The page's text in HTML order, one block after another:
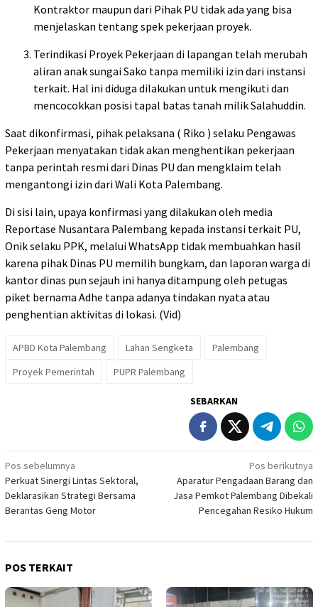
Kontraktor maupun dari Pihak PU tidak ada yang bisa
menjelaskan tentang spek pekerjaan proyek.
Terindikasi Proyek Pekerjaan di lapangan telah merubah
aliran anak sungai Sako tanpa memiliki izin dari instansi
terkait. Hal ini diduga dilakukan untuk mengikuti dan
mencocokkan posisi tapal batas tanah milik Salahuddin.
Saat dikonfirmasi, pihak pelaksana ( Riko ) selaku Pengawas
Pekerjaan menyatakan tidak akan menghentikan pekerjaan
tanpa perintah resmi dari Dinas PU dan mengklaim telah
mengantongi izin dari Wali Kota Palembang.
Di sisi lain, upaya konfirmasi yang dilakukan oleh media
Reportase Nusantara Palembang kepada instansi terkait PU,
Onik selaku PPK, melalui WhatsApp tidak membuahkan hasil
karena pihak Dinas PU memilih bungkam, dan laporan warga di
kantor dinas pun sejauh ini hanya ditampung oleh petugas
piket bernama Adhe tanpa adanya tindakan nyata atau
penghentian aktivitas di lokasi. (Vid)
APBD Kota Palembang Lahan Sengketa
Palembang
Proyek Pemerintah
PUPR Palembang
SEBARKAN
Navigasi
pos
Pos sebelumnya
Perkuat Sinergi Lintas Sektoral,
Deklarasikan Strategi Bersama
Berantas Geng Motor
Pos berikutnya
Aparatur Pengadaan Barang dan
Jasa Pemkot Palembang Dibekali
Pencegahan Resiko Hukum
POS TERKAIT